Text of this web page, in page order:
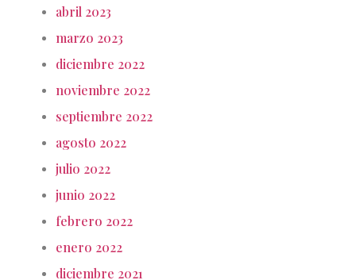
abril 2023
marzo 2023
diciembre 2022
noviembre 2022
septiembre 2022
agosto 2022
julio 2022
junio 2022
febrero 2022
enero 2022
diciembre 2021